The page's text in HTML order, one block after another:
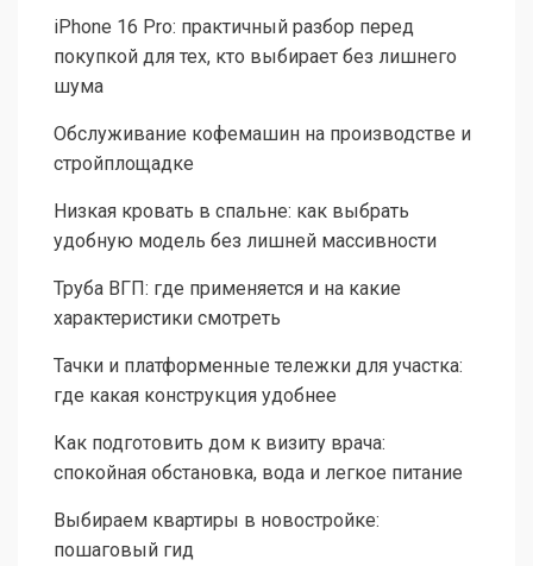
iPhone 16 Pro: практичный разбор перед
покупкой для тех, кто выбирает без лишнего
шума
Обслуживание кофемашин на производстве и
стройплощадке
Низкая кровать в спальне: как выбрать
удобную модель без лишней массивности
Труба ВГП: где применяется и на какие
характеристики смотреть
Тачки и платформенные тележки для участка:
где какая конструкция удобнее
Как подготовить дом к визиту врача:
спокойная обстановка, вода и легкое питание
Выбираем квартиры в новостройке:
пошаговый гид